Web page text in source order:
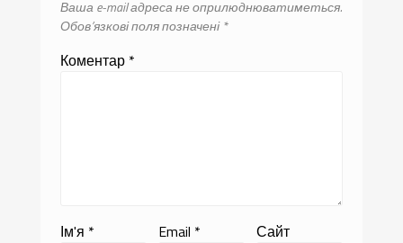
Ваша e-mail адреса не оприлюднюватиметься.
Обов’язкові поля позначені*
Коментар *
Ім'я * Email * Сайт